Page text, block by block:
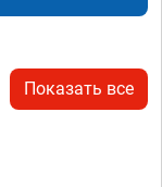
Показать все